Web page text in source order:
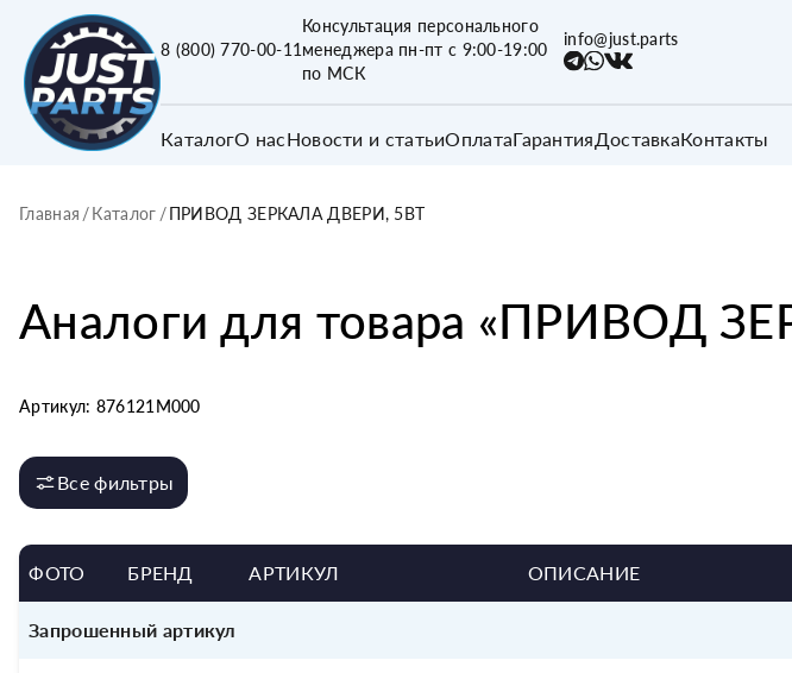
8 (800) 770-00-11
Консультация персонального
менеджера пн-пт с 9:00-19:00
по МСК
info@just.parts
КаталогО насНовости и статьиОплатаГарантия ДоставкаКонтакты
Главная /Каталог /ПРИВОД ЗЕРКАЛА ДВЕРИ, 5ВТ
Аналоги для товара «ПРИВОД
Артикул: 876121M000
Все фильтры
ФОТО БРЕНД АРТИКУЛ ОПИСАНИЕ
Запрошенный артикул